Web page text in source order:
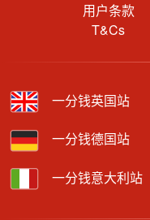
用户条款
T&Cs
一分钱英国站
一分钱德国站
一分钱意大利站